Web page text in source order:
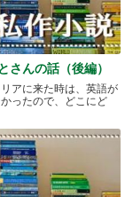
さんの話（後編）
アに来た時は、英語が
ったので、どこにど